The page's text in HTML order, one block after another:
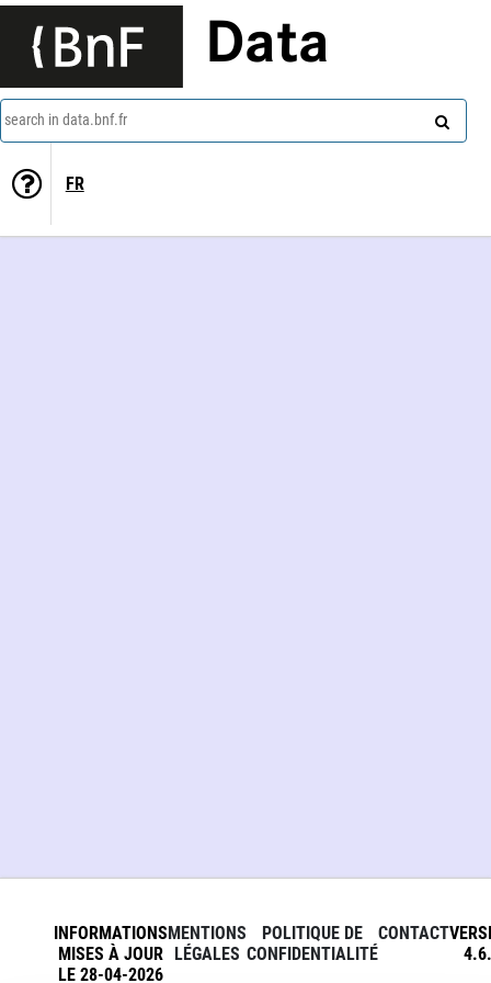
Data
search in data.bnf.fr
FR
INFORMATIONS
MISES À JOUR
LE 28-04-2026
MENTIONS
LÉGALES
POLITIQUE DE
CONFIDENTIALITÉ
CONTACT